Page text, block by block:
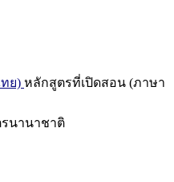
ย) หลักสูตรที่เปิดสอน (ภาษา
นานาชาติ